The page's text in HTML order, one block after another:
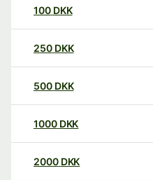
100 DKK
250 DKK
500 DKK
1000 DKK
2000 DKK